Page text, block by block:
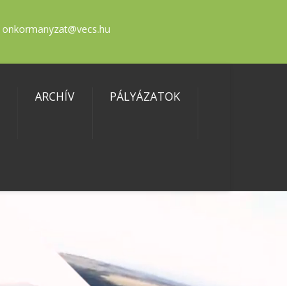
onkormanyzat@vecs.hu
ARCHÍV PÁLYÁZATOK